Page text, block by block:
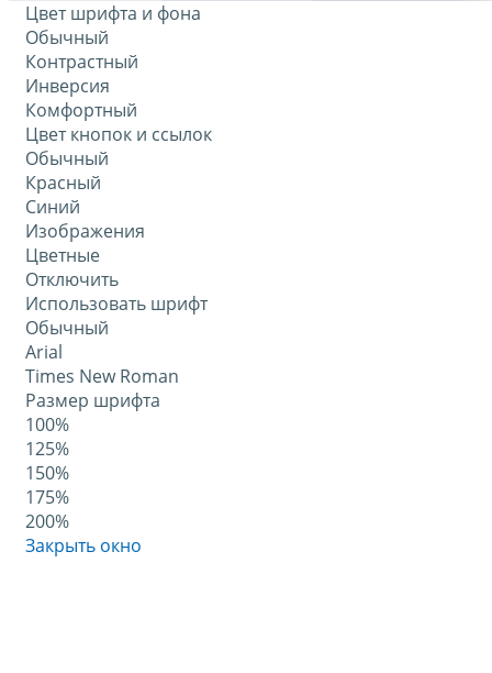
Цвет шрифта и фона
Обычный
Контрастный
Инверсия
Комфортный
Цвет кнопок и ссылок
Обычный
Красный
Синий
Изображения
Цветные
Отключить
Использовать шрифт
Обычный
Arial
Times New Roman
Размер шрифта
100%
125%
150%
175%
200%
Закрыть окно